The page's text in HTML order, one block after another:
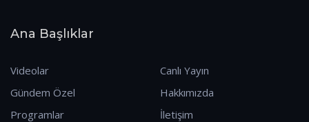
Ana Başlıklar
Videolar
Gündem Özel
Programlar
Canlı Yayın
Hakkımızda
İletişim